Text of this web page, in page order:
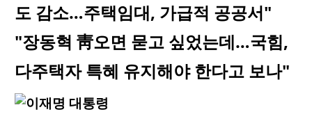
도 감소…주택임대, 가급적 공공서"
"장동혁 靑오면 묻고 싶었는데…국힘,
다주택자 특혜 유지해야 한다고 보나"